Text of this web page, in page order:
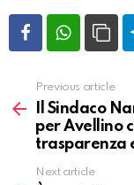
Vedi
altro
Previous article
Il Sindaco
per Avellino
trasparenza
Next article